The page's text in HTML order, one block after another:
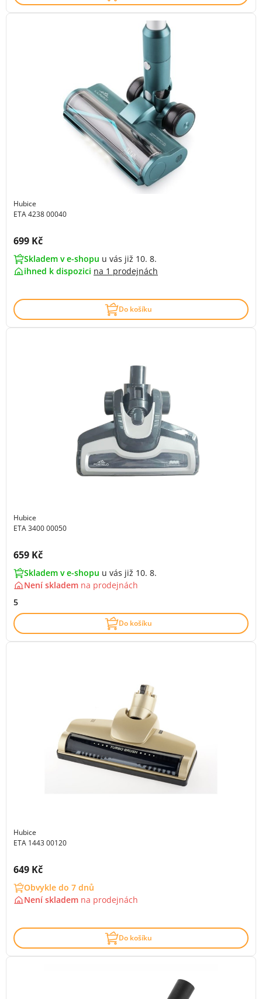
Hubice
ETA 4238 00040
Cena s DPH:
699 Kč
Skladem v e-shopu u vás již 10. 8.
ihned k dispozici na 1 prodejnách
Do košíku
Hubice
ETA 3400 00050
Cena s DPH:
659 Kč
Skladem v e-shopu u vás již 10. 8.
Není skladem na prodejnách
5
Do košíku
Hubice
ETA 1443 00120
Cena s DPH:
649 Kč
Obvykle do 7 dnů
Není skladem na prodejnách
Do košíku